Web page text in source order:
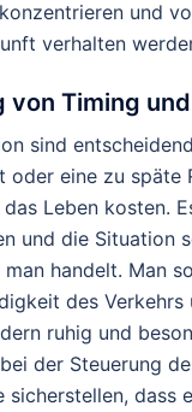
und
verhalten
von Timing
sind
oder eine zu späte
das Leben kosten.
und die Situation
handelt. Man
des Verkehrs
ruhig und
der Steuerung
dass